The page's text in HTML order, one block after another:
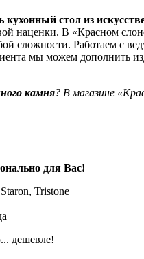
кухонный стол из
наценки. В «Красном
сложности. Работаем с
мы можем дополнить
камня? В магазине
для Вас!
Tristone
дешевле!